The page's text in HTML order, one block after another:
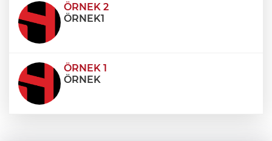
condimentum eros et, faucibus sapien. Praese
ÖRNEK 2
ÖRNEK1
ÖRNEK 1
ÖRNEK